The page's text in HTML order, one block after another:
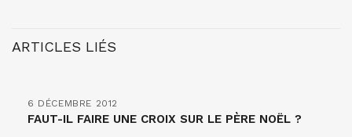
ARTICLES LIÉS
6 DÉCEMBRE 2012
FAUT-IL FAIRE UNE CROIX SUR LE PÈRE NOËL ?